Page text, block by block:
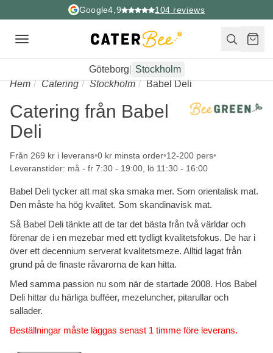
Google4,9 104 reviews
Toggle
Göteborg
Stockholm
Hem
Catering Stockholm Babel Deli
Catering från Babel
Deli
Från 269 kr i leverans 0 kr minsta order 12-200 pers
Leveranstider: må - fr 7:30 - 19:00, lö 11:30 - 16:00
Babel Deli tycker att mat ska smaka mer. Som orientalisk mat.
Den måste ha hög kvalitet. Som skandinavisk mat.
Så Babel Deli tänkte att de tar det bästa från två världar och
förenar de i en mezebar med ett tydligt kvalitetsfokus. De har i
över ett decennium serverat kvalitetsmeze. Alltid lagat från
grund på de finaste råvarorna de kan hitta.
Med samma passion nu som när de startade 2008. Hos Babel
Deli hittar du härliga bufféer, mezeluncher, pitarullar och
sallader.
Beställningar måste läggas senast 1 timme före leverans.